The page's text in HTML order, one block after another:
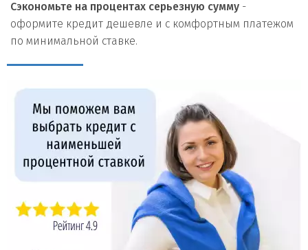
Сэкономьте на процентах серьезную сумму -
оформите кредит дешевле и с комфортным платежом
по минимальной ставке.